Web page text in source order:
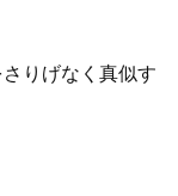
りげなく真似す